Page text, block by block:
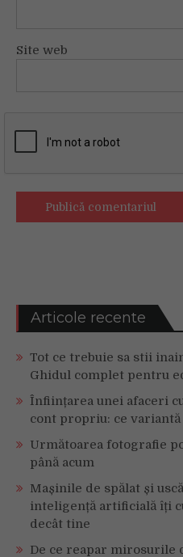
Site web
Articole recente
Tot ce trebuie sa stii
Ghidul complet pentru
Înființarea unei afaceri
cont propriu: ce variantă
Următoarea fotografie
până acum
Mașinile de spălat și
inteligență artificială îți
decât tine
De ce reapar mirosurile